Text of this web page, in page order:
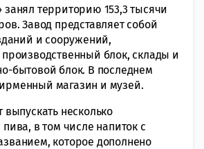
территорию 153,3 тысячи
Завод представляет собой
и сооружений,
блок, склады и
бытовой блок. В последнем
магазин и музей.
выпускать несколько
в том числе напиток с
которое дополнено